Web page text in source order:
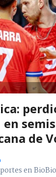
de
en